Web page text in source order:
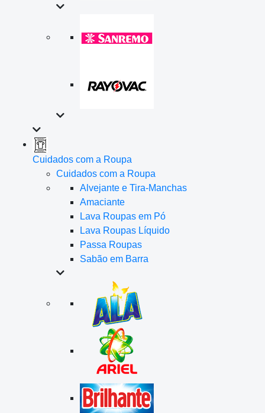
Cuidados com a Roupa
Cuidados com a Roupa
Alvejante e Tira-Manchas
Amaciante
Lava Roupas em Pó
Lava Roupas Líquido
Passa Roupas
Sabão em Barra